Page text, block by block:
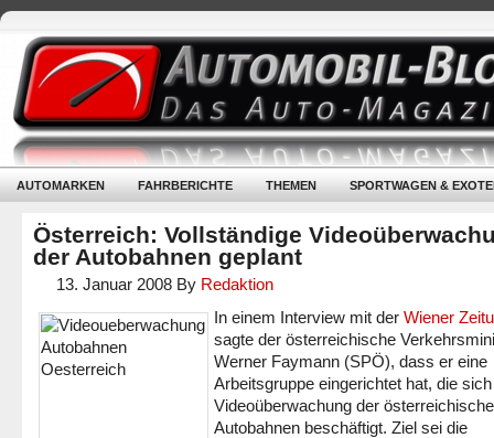
AUTOMARKEN FAHRBERICHTE THEMEN SPORTWAGEN &
Österreich: Vollständige
der Autobahnen geplant
13. Januar 2008 By Redaktion
In einem Interview mit der Wiener
sagte der österreichische
Werner Faymann (SPÖ), dass er eine
Arbeitsgruppe eingerichtet hat, die
Videoüberwachung der
Autobahnen beschäftigt. Ziel sei die